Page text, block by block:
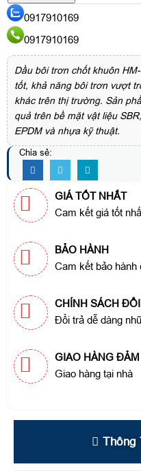
0917910169
0917910169
Dầu bôi trơn chốt khuôn
tốt, khả năng bôi trơn vượt
khác trên thị trường. Sản
quả trên bề mặt vật liệu
EPDM và nhựa kỹ thuật.
Chia sẻ:
GIÁ TỐT NHẤT
Cam kết giá tốt
BẢO HÀNH
Cam kết bảo hành
CHÍNH SÁCH
Đổi trả dễ dàng
GIAO HÀNG
Giao hàng tại nhà
Thông